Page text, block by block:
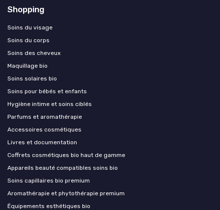
Shopping
Soins du visage
Soins du corps
Soins des cheveux
Maquillage bio
Soins solaires bio
Soins pour bébés et enfants
Hygiène intime et soins ciblés
Parfums et aromathérapie
Accessoires cosmétiques
Livres et documentation
Coffrets cosmétiques bio haut de gamme
Appareils beauté compatibles soins bio
Soins capillaires bio premium
Aromathérapie et phytothérapie premium
Équipements esthétiques bio